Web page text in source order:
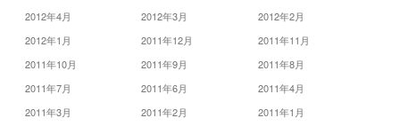
2012年4月
2012年3月
2012年2月
2012年1月
2011年12月
2011年11月
2011年10月
2011年9月
2011年8月
2011年7月
2011年6月
2011年4月
2011年3月
2011年2月
2011年1月